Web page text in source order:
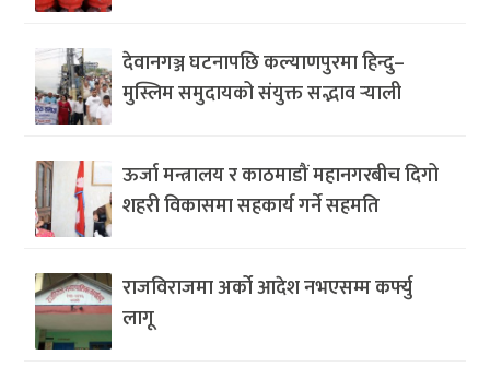
देवानगञ्ज घटनापछि कल्याणपुरमा हिन्दु–
मुस्लिम समुदायको संयुक्त सद्भाव र्‍याली
ऊर्जा मन्त्रालय र काठमाडौं महानगरबीच दिगो
शहरी विकासमा सहकार्य गर्ने सहमति
राजविराजमा अर्को आदेश नभएसम्म कर्फ्यु
लागू